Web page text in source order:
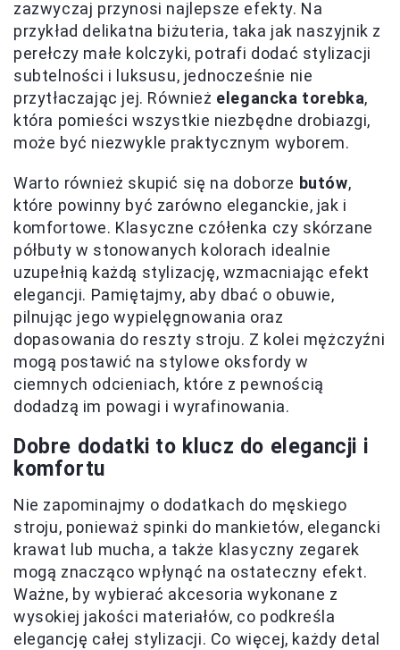
zazwyczaj przynosi najlepsze efekty. Na
przykład delikatna biżuteria, taka jak naszyjnik z
perełczy małe kolczyki, potrafi dodać stylizacji
subtelności i luksusu, jednocześnie nie
przytłaczając jej. Również elegancka torebka,
która pomieści wszystkie niezbędne drobiazgi,
może być niezwykle praktycznym wyborem.
Warto również skupić się na doborze butów,
które powinny być zarówno eleganckie, jak i
komfortowe. Klasyczne czółenka czy skórzane
półbuty w stonowanych kolorach idealnie
uzupełnią każdą stylizację, wzmacniając efekt
elegancji. Pamiętajmy, aby dbać o obuwie,
pilnując jego wypielęgnowania oraz
dopasowania do reszty stroju. Z kolei mężczyźni
mogą postawić na stylowe oksfordy w
ciemnych odcieniach, które z pewnością
dodadzą im powagi i wyrafinowania.
Dobre dodatki to klucz do elegancji i
komfortu
Nie zapominajmy o dodatkach do męskiego
stroju, ponieważ spinki do mankietów, elegancki
krawat lub mucha, a także klasyczny zegarek
mogą znacząco wpłynąć na ostateczny efekt.
Ważne, by wybierać akcesoria wykonane z
wysokiej jakości materiałów, co podkreśla
elegancję całej stylizacji. Co więcej, każdy detal